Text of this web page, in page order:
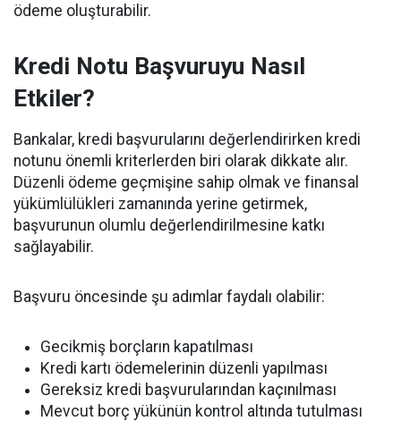
ödeme oluşturabilir.
Kredi Notu Başvuruyu Nasıl
Etkiler?
Bankalar, kredi başvurularını değerlendirirken kredi
notunu önemli kriterlerden biri olarak dikkate alır.
Düzenli ödeme geçmişine sahip olmak ve finansal
yükümlülükleri zamanında yerine getirmek,
başvurunun olumlu değerlendirilmesine katkı
sağlayabilir.
Başvuru öncesinde şu adımlar faydalı olabilir:
Gecikmiş borçların kapatılması
Kredi kartı ödemelerinin düzenli yapılması
Gereksiz kredi başvurularından kaçınılması
Mevcut borç yükünün kontrol altında tutulması